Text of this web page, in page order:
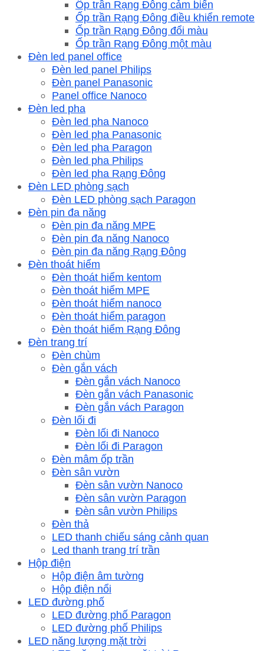
Ốp trần Rạng Đông cảm biến
Ốp trần Rạng Đông điều khiển remote
Ốp trần Rạng Đông đổi màu
Ốp trần Rạng Đông một màu
Đèn led panel office
Đèn led panel Philips
Đèn panel Panasonic
Panel office Nanoco
Đèn led pha
Đèn led pha Nanoco
Đèn led pha Panasonic
Đèn led pha Paragon
Đèn led pha Philips
Đèn led pha Rạng Đông
Đèn LED phòng sạch
Đèn LED phòng sạch Paragon
Đèn pin đa năng
Đèn pin đa năng MPE
Đèn pin đa năng Nanoco
Đèn pin đa năng Rạng Đông
Đèn thoát hiểm
Đèn thoát hiểm kentom
Đèn thoát hiểm MPE
Đèn thoát hiểm nanoco
Đèn thoát hiểm paragon
Đèn thoát hiểm Rạng Đông
Đèn trang trí
Đèn chùm
Đèn gắn vách
Đèn gắn vách Nanoco
Đèn gắn vách Panasonic
Đèn gắn vách Paragon
Đèn lối đi
Đèn lối đi Nanoco
Đèn lối đi Paragon
Đèn mâm ốp trần
Đèn sân vườn
Đèn sân vườn Nanoco
Đèn sân vườn Paragon
Đèn sân vườn Philips
Đèn thả
LED thanh chiếu sáng cảnh quan
Led thanh trang trí trần
Hộp điện
Hộp điện âm tường
Hộp điện nổi
LED đường phố
LED đường phố Paragon
LED đường phố Philips
LED năng lượng mặt trời